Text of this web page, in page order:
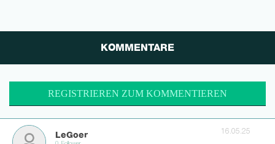
KOMMENTARE
REGISTRIEREN ZUM KOMMENTIEREN
LeGoer 16.05.25